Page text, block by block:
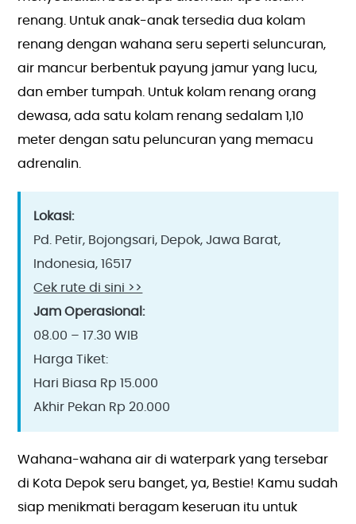
renang. Untuk anak-anak tersedia dua kolam
renang dengan wahana seru seperti seluncuran,
air mancur berbentuk payung jamur yang lucu,
dan ember tumpah. Untuk kolam renang orang
dewasa, ada satu kolam renang sedalam 1,10
meter dengan satu peluncuran yang memacu
adrenalin.
Lokasi:
Pd. Petir, Bojongsari, Depok, Jawa Barat,
Indonesia, 16517
Cek rute di sini >>
Jam Operasional:
08.00 – 17.30 WIB
Harga Tiket:
Hari Biasa Rp 15.000
Akhir Pekan Rp 20.000
Wahana-wahana air di waterpark yang tersebar
di Kota Depok seru banget, ya, Bestie! Kamu sudah
siap menikmati beragam keseruan itu untuk